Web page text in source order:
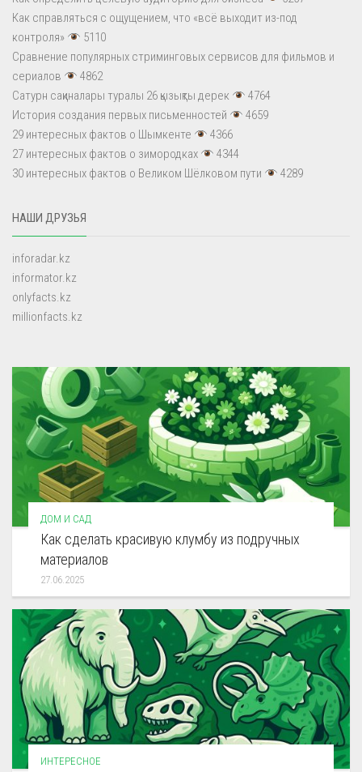
Как справляться с ощущением, что «всё выходит из-под
контроля»
5110
Сравнение популярных стриминговых сервисов для фильмов и
сериалов
4862
Сатурн сақиналары туралы 26 қызықты дерек
4764
История создания первых письменностей
4659
29 интересных фактов о Шымкенте
4366
27 интересных фактов о зимородках
4344
30 интересных фактов о Великом Шёлковом пути
4289
НАШИ ДРУЗЬЯ
inforadar.kz
informator.kz
onlyfacts.kz
millionfacts.kz
ДОМ И САД
Как сделать красивую клумбу из подручных
материалов
27.06.2025
ИНТЕРЕСНОЕ